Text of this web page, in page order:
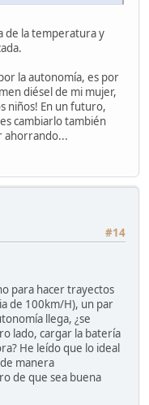
de la temperatura y
la autonomía, es por
diésel de mi mujer,
niños! En un futuro,
cambiarlo también
ahorrando...
#14
para hacer trayectos
de 100km/H), un par
llega, ¿se
lado, cargar la batería
He leído que lo ideal
manera
de que sea buena